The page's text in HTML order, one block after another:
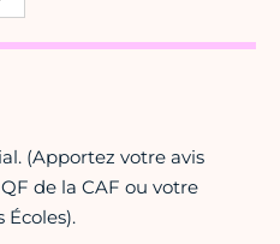
(Apportez votre avis
de la CAF ou votre
Écoles).